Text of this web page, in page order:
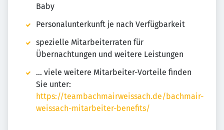
Baby
Personalunterkunft je nach Verfügbarkeit
spezielle Mitarbeiterraten für
Übernachtungen und weitere Leistungen
… viele weitere Mitarbeiter-Vorteile finden
Sie unter:
https://teambachmairweissach.de/bachmair-
weissach-mitarbeiter-benefits/